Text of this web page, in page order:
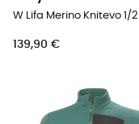
139,90 €